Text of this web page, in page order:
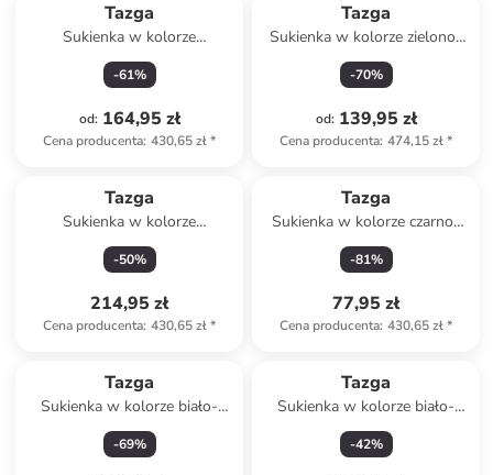
Tazga
Sukienka w kolorze
brzoskwiniowo-różowym
-61%
od: 164,95 zł
Cena producenta: 430,65 zł*
Tazga
Sukienka w kolorze zielono-
jasnoróżowym
-70%
od: 139,95 zł
Cena producenta: 474,15 zł*
Tazga
Sukienka w kolorze
czerwonym
-50%
214,95 zł
Cena producenta: 430,65 zł*
Tazga
Sukienka w kolorze czarno-
fioletowym
-81%
77,95 zł
Cena producenta: 430,65 zł*
Tazga
Sukienka w kolorze biało-
niebieskim
-69%
Tazga
Sukienka w kolorze biało-
żółtym
-42%